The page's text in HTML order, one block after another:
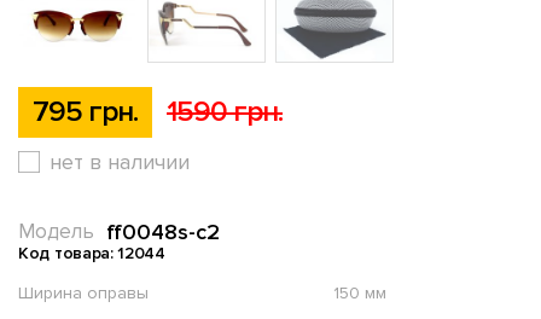
795 грн. 1590 грн.
нет в наличии
ff0048s-c2
Модель
Код товара: 12044
Ширина оправы
150 мм